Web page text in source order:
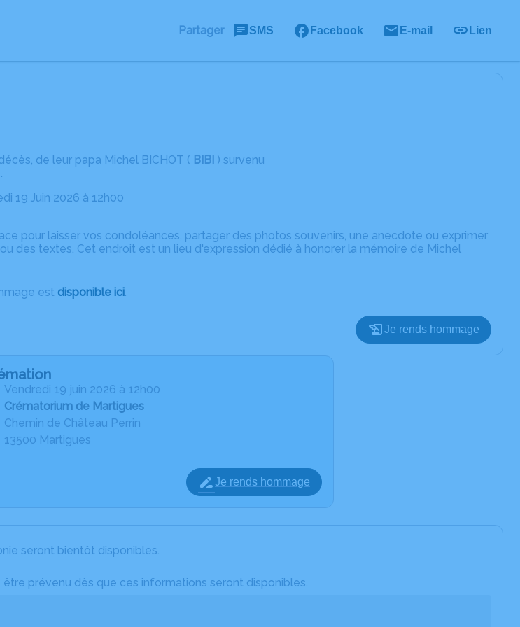
Partager SMS Facebook E-mail Lien
de leur papa Michel BICHOT ( BIBI ) survenu
19 Juin 2026 à 12h00
pour laisser vos condoléances, partager des photos souvenirs, une anecdote ou exprimer
des textes. Cet endroit est un lieu d'expression dédié à honorer la mémoire de Michel
est disponible ici.
Je rends hommage
vendredi 19 juin 2026 à 12h00
Crématorium de Martigues
Chemin de Château Perrin
13500 Martigues
Je rends hommage
seront bientôt disponibles.
être prévenu dès que ces informations seront disponibles.